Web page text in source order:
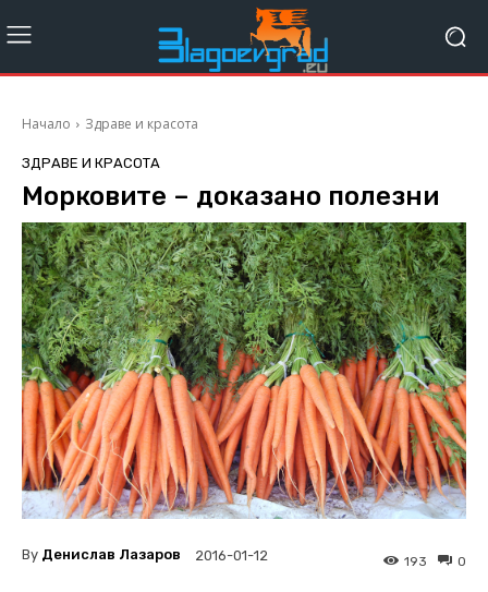
Начало Здраве и красота
ЗДРАВЕ И КРАСОТА
Морковите – доказано полезни
By Денислав Лазаров 2016-01-12 0
193